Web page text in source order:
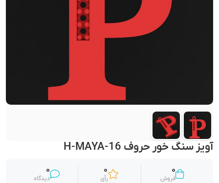
آویز سنگ خور حروف H-MAYA-16
0
فروش
0
رأی
0
دیدگاه